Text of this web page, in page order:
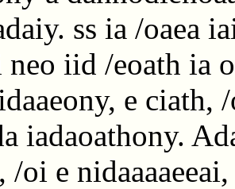
ss ia /oaea
neo iid /eoath ia
e ciath,
iadaoathony.
/oi e